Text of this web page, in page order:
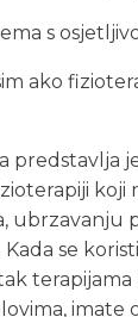
s
ako
predstavlja
koji
ubrzavanju
se